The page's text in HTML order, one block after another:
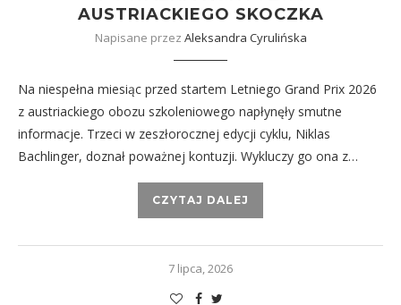
AUSTRIACKIEGO SKOCZKA
Napisane przez Aleksandra Cyrulińska
Na niespełna miesiąc przed startem Letniego Grand Prix 2026
z austriackiego obozu szkoleniowego napłynęły smutne
informacje. Trzeci w zeszłorocznej edycji cyklu, Niklas
Bachlinger, doznał poważnej kontuzji. Wykluczy go ona z…
CZYTAJ DALEJ
7 lipca, 2026